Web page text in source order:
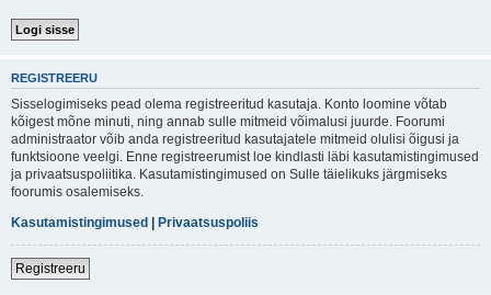
REGISTREERU
Sisselogimiseks pead olema registreeritud kasutaja. Konto loomine võtab
kõigest mõne minuti, ning annab sulle mitmeid võimalusi juurde. Foorumi
administraator võib anda registreeritud kasutajatele mitmeid olulisi õigusi ja
funktsioone veelgi. Enne registreerumist loe kindlasti läbi kasutamistingimused
ja privaatsuspoliitika. Kasutamistingimused on Sulle täielikuks järgmiseks
foorumis osalemiseks.
Kasutamistingimused | Privaatsuspoliis
Registreeru